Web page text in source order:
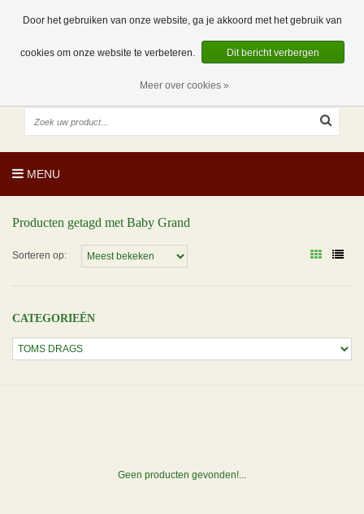
0 Artikelen
NL
EUR
MENU
Producten getagd met Baby Grand
Sorteren op:
CATEGORIEËN
Geen producten gevonden!...
Door het gebruiken van onze website, ga je akkoord met het gebruik van
cookies om onze website te verbeteren. Dit bericht verbergen
Meer over cookies »